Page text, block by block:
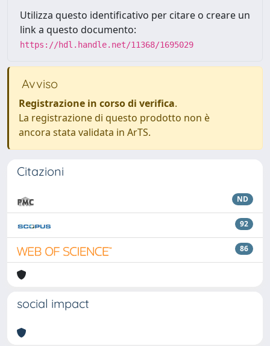
Utilizza questo identificativo per citare o creare un
link a questo documento:
https://hdl.handle.net/11368/1695029
Avviso
Registrazione in corso di verifica.
La registrazione di questo prodotto non è
ancora stata validata in ArTS.
Citazioni
ND
92
86
social impact